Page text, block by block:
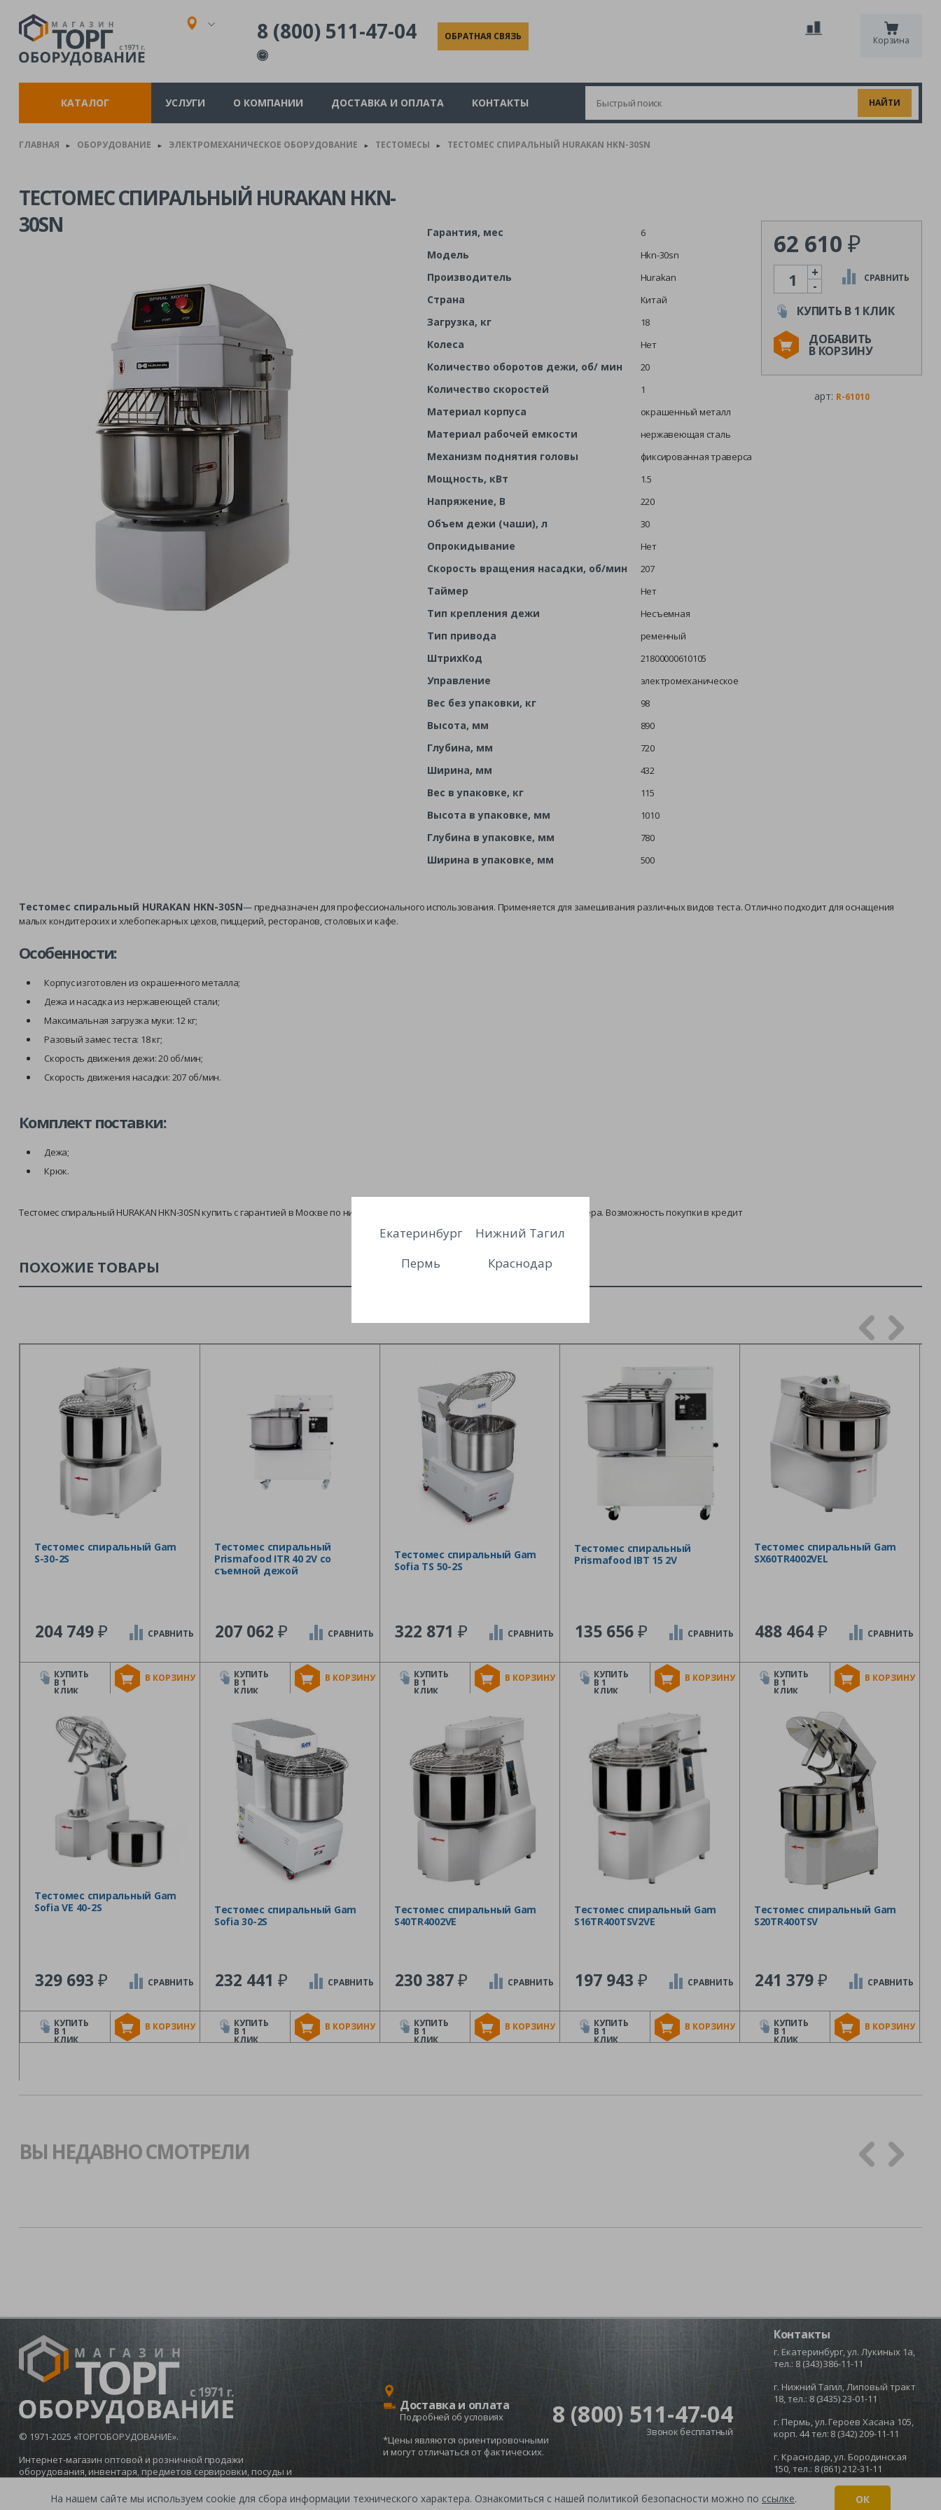
8 (800) 511-47-04 ОБРАТНАЯ СВЯЗЬ Корзина
КАТАЛОГ УСЛУГИ О КОМПАНИИ ДОСТАВКА И ОПЛАТА КОНТАКТЫ
ГЛАВНАЯ ► ОБОРУДОВАНИЕ ► ЭЛЕКТРОМЕХАНИЧЕСКОЕ ОБОРУДОВАНИЕ ► ТЕСТОМЕСЫ ► ТЕСТОМЕС СПИРАЛЬНЫЙ HURAKAN HKN-30SN
ТЕСТОМЕС СПИРАЛЬНЫЙ HURAKAN HKN-
30SN
Гарантия, мес 6
Модель Hkn-30sn
Производитель Hurakan
Страна Китай
Загрузка, кг 18
Колеса Нет
Количество оборотов дежи, об/ мин 20
Количество скоростей 1
Материал корпуса окрашенный металл
Материал рабочей емкости нержавеющая сталь
Механизм поднятия головы фиксированная траверса
Мощность, кВт 1.5
Напряжение, В 220
Объем дежи (чаши), л 30
Опрокидывание Нет
Скорость вращения насадки, об/мин 207
Таймер Нет
Тип крепления дежи Несъемная
Тип привода ременный
ШтрихКод 21800000610105
Управление электромеханическое
Вес без упаковки, кг 98
Высота, мм 890
Глубина, мм 720
Ширина, мм 432
Вес в упаковке, кг 115
Высота в упаковке, мм 1010
Глубина в упаковке, мм 780
Ширина в упаковке, мм 500
62 610 ₽
Количество
-
+ СРАВНИТЬ
КУПИТЬ В 1 КЛИК
ДОБАВИТЬ
В КОРЗИНУ
арт: R-61010
Тестомес спиральный HURAKAN HKN-30SN— предназначен для профессионального использования. Применяется для замешивания различных видов теста. Отлично подходит для оснащения
малых кондитерских и хлебопекарных цехов, пиццерий, ресторанов, столовых и кафе.
Особенности:
Корпус изготовлен из окрашенного металла;
Дежа и насадка из нержавеющей стали;
Максимальная загрузка муки: 12 кг;
Разовый замес теста: 18 кг;
Скорость движения дежи: 20 об/мин;
Скорость движения насадки: 207 об/мин.
Комплект поставки:
Дежа;
Крюк.
Тестомес спиральный HURAKAN HKN-30SN купить с гарантией в Москве по низкой цене с доставкой по России у официального дилера. Возможность покупки в кредит
ПОХОЖИЕ ТОВАРЫ
Тестомес спиральный Gam
S-30-2S
204 749₽
В КОРЗИНУ
СРАВНИТЬ
КУПИТЬ
В 1
КЛИК
Тестомес спиральный
Prismafood ITR 40 2V со
съемной дежой
207 062 ₽
В КОРЗИНУ
СРАВНИТЬ
КУПИТЬ
В 1
КЛИК
Тестомес спиральный Gam
Sofia TS 50-2S
322 871 ₽
В КОРЗИНУ
СРАВНИТЬ
КУПИТЬ
В 1
КЛИК
Тестомес спиральный
Prismafood IBT 15 2V
135 656₽
В КОРЗИНУ
СРАВНИТЬ
КУПИТЬ
В 1
КЛИК
Тестомес спиральный Gam
SX60TR4002VEL
488 464₽
В КОРЗИНУ
СРАВНИТЬ
КУПИТЬ
В 1
КЛИК
Тестомес спиральный Gam
Sofia VE 40-2S
329 693 ₽
В КОРЗИНУ
СРАВНИТЬ
КУПИТЬ
В 1
КЛИК
Тестомес спиральный Gam
Sofia 30-2S
232 441 ₽
В КОРЗИНУ
СРАВНИТЬ
КУПИТЬ
В 1
КЛИК
Тестомес спиральный Gam
S40TR4002VE
230 387₽
В КОРЗИНУ
СРАВНИТЬ
КУПИТЬ
В 1
КЛИК
Тестомес спиральный Gam
S16TR400TSV2VE
197 943 ₽
В КОРЗИНУ
СРАВНИТЬ
КУПИТЬ
В 1
КЛИК
Тестомес спиральный Gam
S20TR400TSV
241 379₽
В КОРЗИНУ
СРАВНИТЬ
КУПИТЬ
В 1
КЛИК
ВЫ НЕДАВНО СМОТРЕЛИ
© 1971-2025 «ТОРГОБОРУДОВАНИЕ».
Интернет-магазин оптовой и розничной продажи
оборудования, инвентаря, предметов сервировки, посуды и
Доставка и оплата
Подробней об условиях 8 (800) 511-47-04
Звонок бесплатный
*Цены являются ориентировочными
и могут отличаться от фактических.
Контакты
г. Екатеринбург, ул. Лукиных 1а,
тел.: 8 (343) 386-11-11
г. Нижний Тагил, Липовый тракт
18, тел.: 8 (3435) 23-01-11
г. Пермь, ул. Героев Хасана 105,
корп. 44 тел: 8 (342) 209-11-11
г. Краснодар, ул. Бородинская
150, тел.: 8 (861) 212-31-11
Екатеринбург
Нижний Тагил
Пермь
Краснодар
На нашем сайте мы используем cookie для сбора информации технического характера. Ознакомиться с нашей политикой безопасности можно по ссылке. ОК